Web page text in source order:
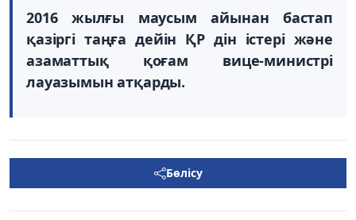
2016 жылғы маусым айынан бастап
қазіргі таңға дейін ҚР дін істері және
азаматтық қоғам вице-министрі
лауазымын атқарды.
Бөлісу